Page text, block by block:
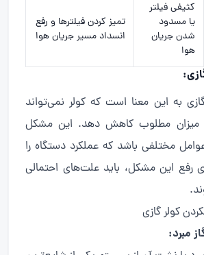
کثیفی فیلتر
یا مسدود
شدن جریان
هوا
تمیز کردن فیلترها و رفع
انسداد مسیر جریان هوا
:
به این معنا است که کولر نمی‌تواند
میزان مطلوب کاهش دهد. این مشکل
مختلفی باشد که عملکرد دستگاه را
رفع این مشکل، باید علت‌های احتمالی
کولر گازی